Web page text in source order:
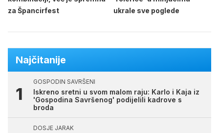
za Špancirfest
ukrale sve poglede
Najčitanije
GOSPODIN SAVRŠENI
Iskreno sretni u svom malom raju: Karlo i Kaja iz
'Gospodina Savršenog' podijelili kadrove s
broda
DOSJE JARAK